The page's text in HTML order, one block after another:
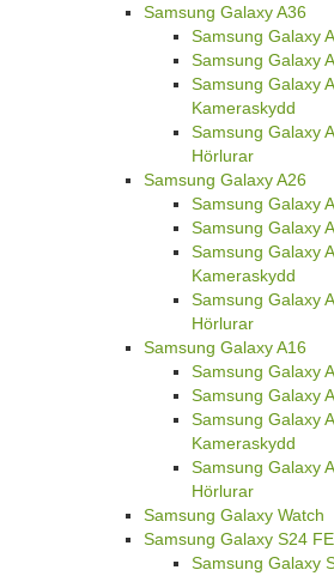
Samsung Galaxy A36
Samsung Galaxy
Samsung Galaxy
Samsung Galaxy
Kameraskydd
Samsung Galaxy
Hörlurar
Samsung Galaxy A26
Samsung Galaxy
Samsung Galaxy
Samsung Galaxy
Kameraskydd
Samsung Galaxy
Hörlurar
Samsung Galaxy A16
Samsung Galaxy
Samsung Galaxy
Samsung Galaxy
Kameraskydd
Samsung Galaxy
Hörlurar
Samsung Galaxy Watch
Samsung Galaxy S24 FE
Samsung Galaxy